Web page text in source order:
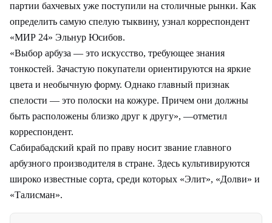
партии бахчевых уже поступили на столичные рынки. Как
определить самую спелую тыквину, узнал корреспондент
«МИР 24» Эльнур Юсибов.
«Выбор арбуза — это искусство, требующее знания
тонкостей. Зачастую покупатели ориентируются на яркие
цвета и необычную форму. Однако главный признак
спелости — это полоски на кожуре. Причем они должны
быть расположены близко друг к другу», —отметил
корреспондент.
Сабирабадский край по праву носит звание главного
арбузного производителя в стране. Здесь культивируются
широко известные сорта, среди которых «Элит», «Долви» и
«Талисман».